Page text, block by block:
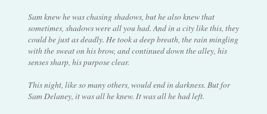
Sam knew he was chasing shadows, but he also knew that
sometimes, shadows were all you had. And in a city like this, they
could be just as deadly. He took a deep breath, the rain mingling
with the sweat on his brow, and continued down the alley, his
senses sharp, his purpose clear.
This night, like so many others, would end in darkness. But for
Sam Delaney, it was all he knew. It was all he had left.